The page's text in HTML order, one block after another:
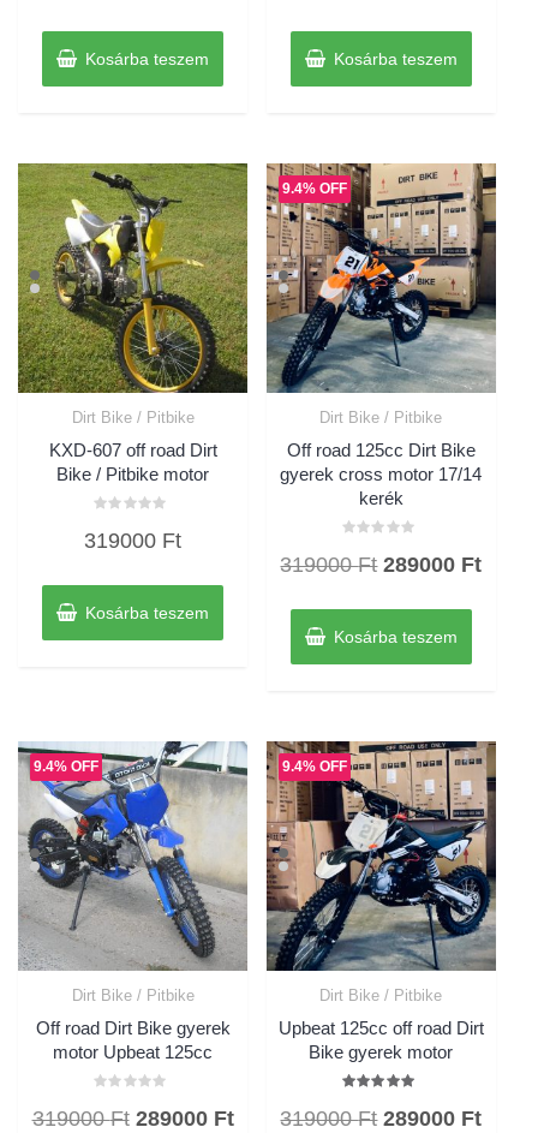
was:
399000 Ft.
319000 Ft.
Kosárba teszem
was:
399000 Ft.
Kosárba teszem
Dirt Bike / Pitbike
KXD-607 off road Dirt
Bike / Pitbike motor
0
319000 Ft
Kosárba teszem
9.4% OFF
Dirt Bike / Pitbike
Off road 125cc Dirt Bike
gyerek cross motor 17/14
kerék
0
319000Ft Original
was:
319000 Ft.
289000 Ft
Kosárba teszem
9.4% OFF
Dirt Bike / Pitbike
Off road Dirt Bike gyerek
motor Upbeat 125cc
0
319000Ft Original
289000 FtCurrent
9.4% OFF
Dirt Bike / Pitbike
Upbeat 125cc off road Dirt
Bike gyerek motor
5.00
319000Ft Original
289000 Ft